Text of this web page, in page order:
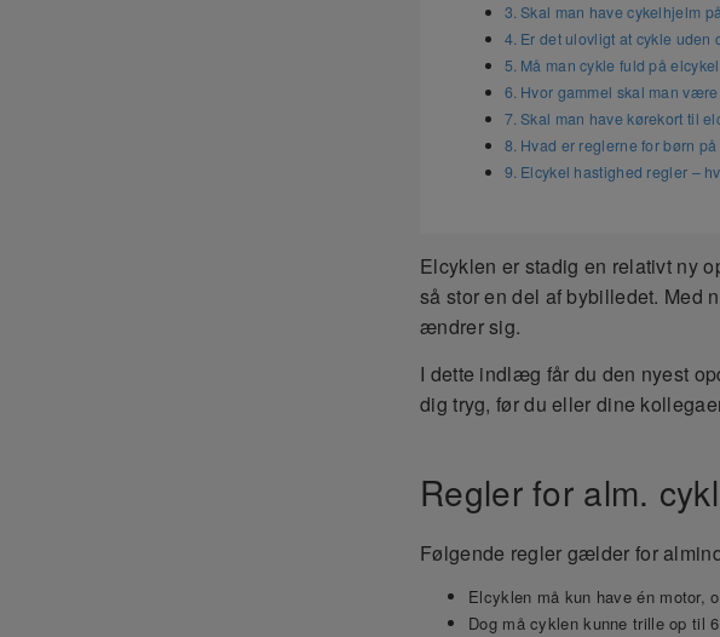
Skal man have cykelhjelm
Er det ulovligt at cykle uden
Må man cykle fuld på
Hvor gammel skal man
Skal man have kørekort til
Hvad er reglerne for børn
Elcykel hastighed regler –
Elcyklen er stadig en relativt ny
så stor en del af bybilledet. Med
ændrer sig.
I dette indlæg får du den nyest
dig tryg, før du eller dine
Regler for alm.
Følgende regler gælder for
Elcyklen må kun have én motor,
Dog må cyklen kunne trille op til